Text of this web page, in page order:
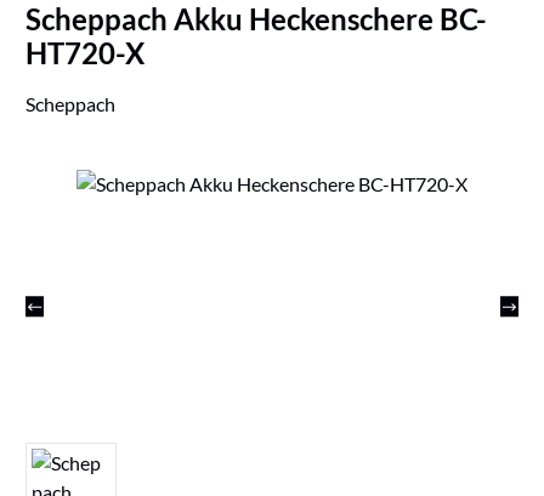
Scheppach Akku Heckenschere BC-
HT720-X
Scheppach
Bildergalerie überspringen